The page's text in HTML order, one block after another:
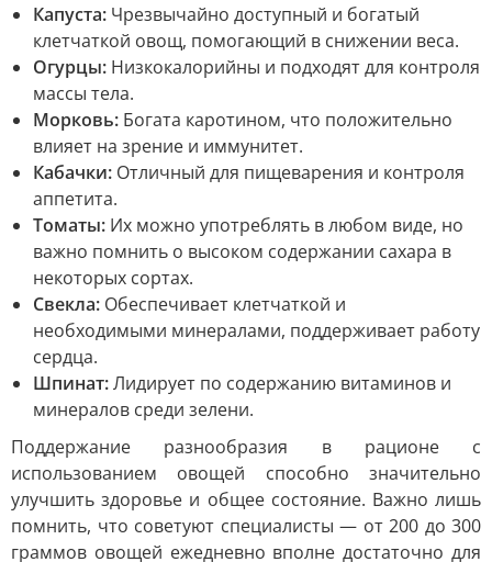
Капуста: Чрезвычайно доступный и богатый
клетчаткой овощ, помогающий в снижении веса.
Огурцы: Низкокалорийны и подходят для контроля
массы тела.
Морковь: Богата каротином, что положительно
влияет на зрение и иммунитет.
Кабачки: Отличный для пищеварения и контроля
аппетита.
Томаты: Их можно употреблять в любом виде, но
важно помнить о высоком содержании сахара в
некоторых сортах.
Свекла: Обеспечивает клетчаткой и
необходимыми минералами, поддерживает работу
сердца.
Шпинат:Лидирует по содержанию витаминов и
минералов среди зелени.
Поддержание разнообразия в рационе с
использованием овощей способно значительно
улучшить здоровье и общее состояние. Важно лишь
помнить, что советуют специалисты — от 200 до 300
граммов овощей ежедневно вполне достаточно для